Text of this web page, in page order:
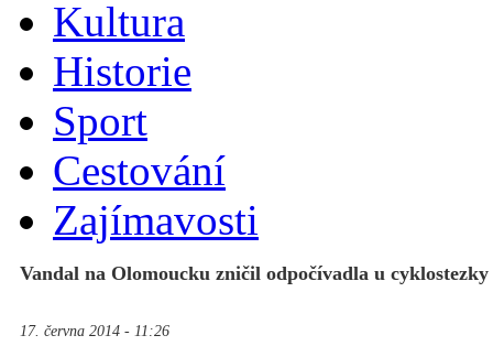
Kultura
Historie
Sport
Cestování
Zajímavosti
Vandal na Olomoucku zničil odpočívadla u cyklostezky
17. června 2014 - 11:26